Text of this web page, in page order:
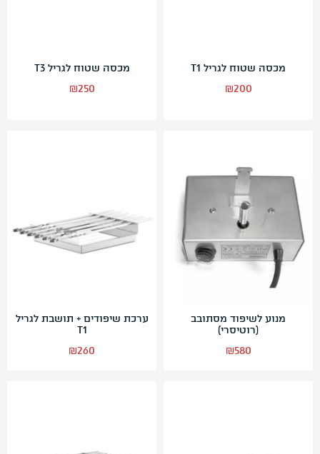
מכסה שטוח לגריל T1
₪200
מכסה שטוח לגריל T3
₪250
מנוע לשיפוד מסתובב
(רוטיסרי)
₪580
ערכת שיפודים + תושבת לגריל
T1
₪260